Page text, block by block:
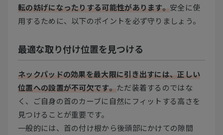
転の妨げになったりする可能性があります。 安全に使
用するために、以下のポイントを必ず守りましょう。
最適な取り付け位置を見つける
ネックパッドの効果を最大限に引き出すには、正しい
位置への設置が不可欠です。 ただ装着するのではな
く、ご自身の首のカーブに自然にフィットする高さを
見つけることが重要です。
一般的には、首の付け根から後頭部にかけての隙間